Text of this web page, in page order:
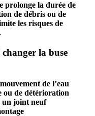
prolonge la durée de
de débris ou de
les risques de
la buse
mouvement de l’eau
ou de détérioration
un joint neuf